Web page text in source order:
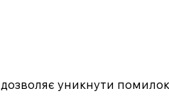
уникнути